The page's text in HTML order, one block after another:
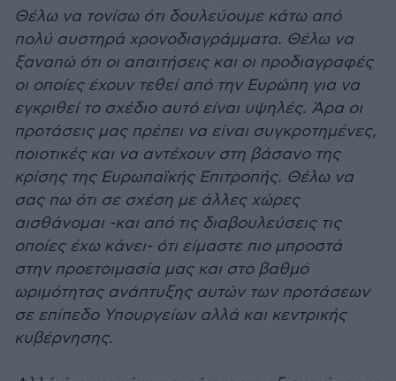
Θέλω να τονίσω ότι δουλεύουμε κάτω από
πολύ αυστηρά χρονοδιαγράμματα. Θέλω να
ξαναπώ ότι οι απαιτήσεις και οι προδιαγραφές
οι οποίες έχουν τεθεί από την Ευρώπη για να
εγκριθεί το σχέδιο αυτό είναι υψηλές. Άρα οι
προτάσεις μας πρέπει να είναι συγκροτημένες,
ποιοτικές και να αντέχουν στη βάσανο της
κρίσης της Ευρωπαϊκής Επιτροπής. Θέλω να
σας πω ότι σε σχέση με άλλες χώρες
αισθάνομαι -και από τις διαβουλεύσεις τις
οποίες έχω κάνει- ότι είμαστε πιο μπροστά
στην προετοιμασία μας και στο βαθμό
ωριμότητας ανάπτυξης αυτών των προτάσεων
σε επίπεδο Υπουργείων αλλά και κεντρικής
κυβέρνησης.